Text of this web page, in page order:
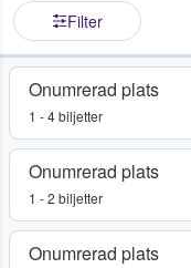
Filter
Onumrerad plats
1 - 4 biljetter
Onumrerad plats
1 - 2 biljetter
Onumrerad plats